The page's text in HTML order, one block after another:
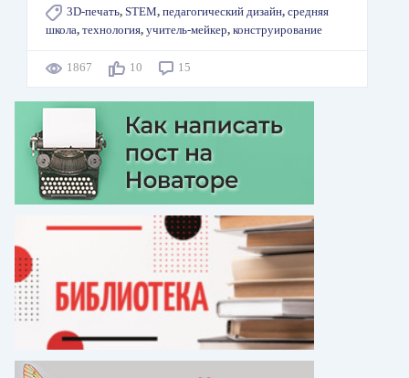
3D-печать, STEM, педагогический дизайн, средняя
школа, технология, учитель-мейкер, конструирование
1867 10 15